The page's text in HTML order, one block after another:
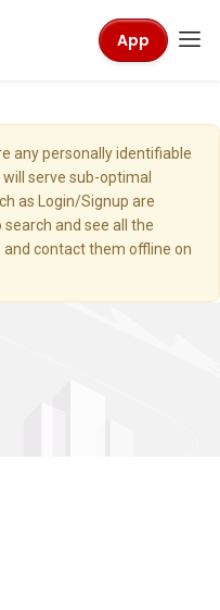
App
any personally identifiable
serve sub-optimal
as Login/Signup are
search and see all the
contact them offline on